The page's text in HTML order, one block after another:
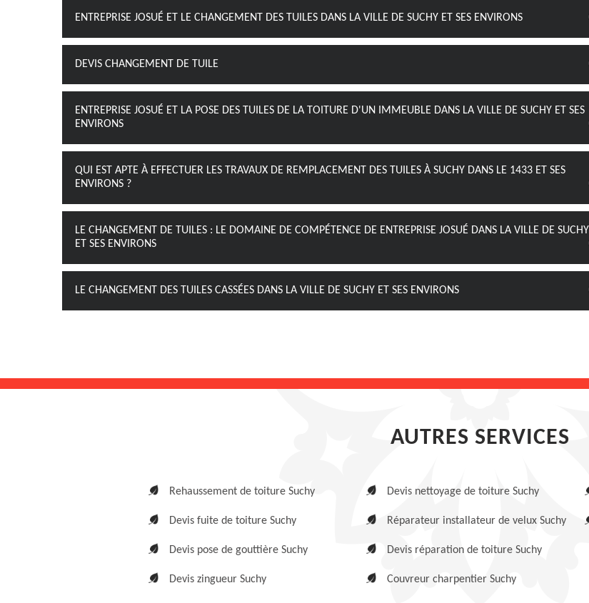
ENTREPRISE JOSUÉ ET LE CHANGEMENT DES TUILES DANS LA VILLE DE SUCHY ET SES ENVIRONS
DEVIS CHANGEMENT DE TUILE
ENTREPRISE JOSUÉ ET LA POSE DES TUILES DE LA TOITURE D'UN IMMEUBLE DANS LA VILLE DE SUCHY ET SES
ENVIRONS
QUI EST APTE À EFFECTUER LES TRAVAUX DE REMPLACEMENT DES TUILES À SUCHY DANS LE 1433 ET SES
ENVIRONS ?
LE CHANGEMENT DE TUILES : LE DOMAINE DE COMPÉTENCE DE ENTREPRISE JOSUÉ DANS LA VILLE DE SUCHY
ET SES ENVIRONS
LE CHANGEMENT DES TUILES CASSÉES DANS LA VILLE DE SUCHY ET SES ENVIRONS
AUTRES SERVICES
Rehaussement de toiture Suchy
Devis fuite de toiture Suchy
Devis pose de gouttière Suchy
Devis zingueur Suchy
Devis nettoyage de toiture Suchy
Réparateur installateur de velux Suchy
Devis réparation de toiture Suchy
Couvreur charpentier Suchy